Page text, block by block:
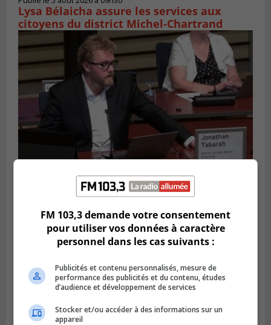
Lysa Bélaicha assure les services aux
citoyens du district Michel‑Chartrand
Publié le 4 août 2026 à 08h28
élection partielle
FM 103,3 demande votre consentement
pour utiliser vos données à caractère
personnel dans les cas suivants :
Publicités et contenu personnalisés, mesure de
performance des publicités et du contenu, études
d’audience et développement de services
Stocker et/ou accéder à des informations sur un
appareil